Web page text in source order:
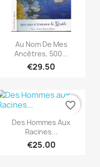
Quick view
Au Nom De Mes
Ancêtres, 500...
€29.50
 Quick view
Des Hommes Aux
Racines...
€25.00
favorite_border